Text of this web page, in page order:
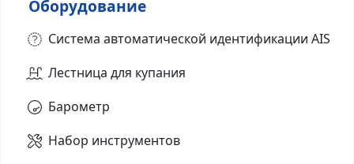
Оборудование
Система автоматической идентификации AIS
Лестница для купания
Барометр
Набор инструментов